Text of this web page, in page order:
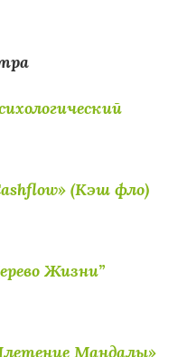
(Кэш фло)
Жизни”
Мандалы»